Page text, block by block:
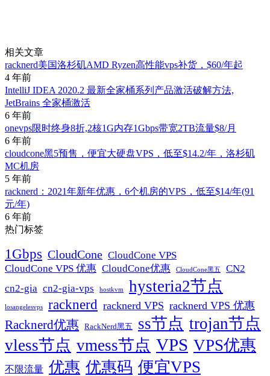
相关文章
racknerd美国洛杉矶AMD Ryzen高性能vps补货，$60/年起
4 年前
IntelliJ IDEA 2020.2 最新全家桶系列产品激活破解方法,
JetBrains 全家桶激活
6 年前
onevps限时终身8折,2核1G内存1Gbps带宽2TB流量$8/月
6 年前
cloudcone黑5预售，便宜大硬盘VPS，低至$14.2/年，洛杉矶
MC机房
5 年前
racknerd：2021年新年优惠，6个机房的VPS，低至$14/年(91
元/年)
6 年前
热门标签
1Gbps CloudCone CloudCone VPS
CloudCone VPS 优惠 CloudCone优惠 CloudCone黑五
CN2
cn2-gia cn2-gia-vps hostkvm hysteria2节点
losangelesvps racknerd racknerd VPS racknerd VPS 优惠
Racknerd优惠 RackNerd黑五 ss节点 trojan节点
vless节点 vmess节点 VPS VPS优惠
不限流量 优惠 优惠码 便宜VPS